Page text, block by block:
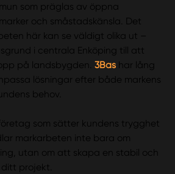
som präglas av öppna
och småstadskänsla. Det
här kan se väldigt olika ut –
i centrala Enköping till att
på landsbygden.3Bas har lång
lösningar efter både markens
behov.
som sätter kundens trygghet
markarbeten inte bara om
utan om att skapa en stabil och
ditt projekt.